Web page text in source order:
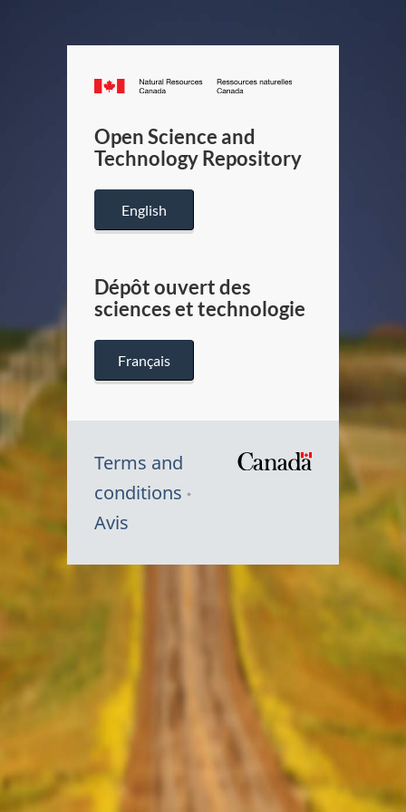
Canada.ca
/
Canada
Open Science and
Technology Repository
English
Dépôt ouvert des
sciences et technologie
Français
Terms and
conditions
Avis
Symbole
Canada